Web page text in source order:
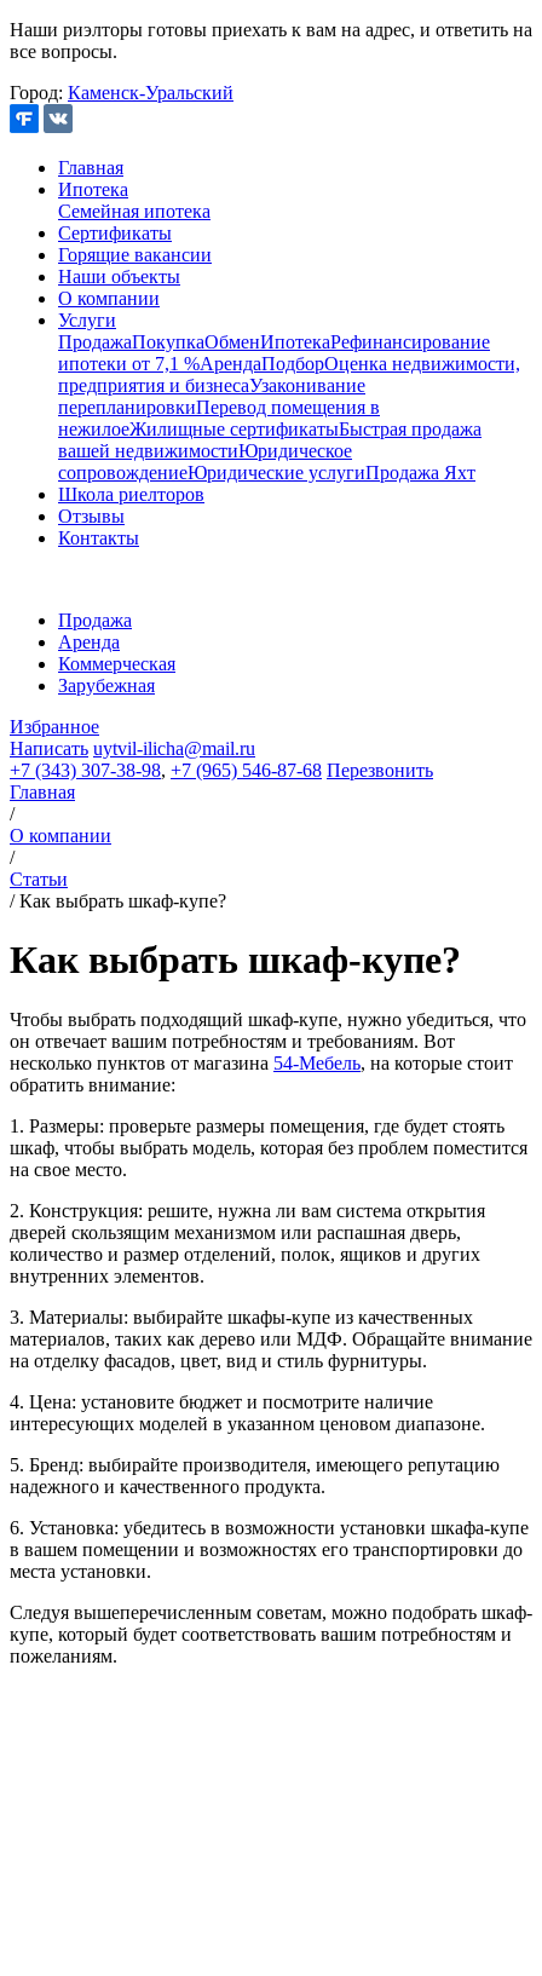
Наши риэлторы готовы приехать к вам на адрес, и ответить на
все вопросы.
Город: Каменск-Уральский
Главная
Ипотека
Семейная ипотека
Сертификаты
Горящие вакансии
Наши объекты
О компании
Услуги
ПродажаПокупкаОбменИпотекаРефинансирование
ипотеки от 7,1 %АрендаПодборОценка недвижимости,
предприятия и бизнесаУзаконивание
перепланировкиПеревод помещения в
нежилоеЖилищные сертификатыБыстрая продажа
вашей недвижимостиЮридическое
сопровождениеЮридические услугиПродажа Яхт
Школа риелторов
Отзывы
Контакты
Продажа
Аренда
Коммерческая
Зарубежная
Избранное
Написать uytvil-ilicha@mail.ru
+7 (343) 307-38-98, +7 (965) 546-87-68 Перезвонить
Главная
/
О компании
/
Статьи
/Как выбрать шкаф-купе?
Как выбрать шкаф-купе?
Чтобы выбрать подходящий шкаф-купе, нужно убедиться, что
он отвечает вашим потребностям и требованиям. Вот
несколько пунктов от магазина 54-Мебель, на которые стоит
обратить внимание:
1. Размеры: проверьте размеры помещения, где будет стоять
шкаф, чтобы выбрать модель, которая без проблем поместится
на свое место.
2. Конструкция: решите, нужна ли вам система открытия
дверей скользящим механизмом или распашная дверь,
количество и размер отделений, полок, ящиков и других
внутренних элементов.
3. Материалы: выбирайте шкафы-купе из качественных
материалов, таких как дерево или МДФ. Обращайте внимание
на отделку фасадов, цвет, вид и стиль фурнитуры.
4. Цена: установите бюджет и посмотрите наличие
интересующих моделей в указанном ценовом диапазоне.
5. Бренд: выбирайте производителя, имеющего репутацию
надежного и качественного продукта.
6. Установка: убедитесь в возможности установки шкафа-купе
в вашем помещении и возможностях его транспортировки до
места установки.
Следуя вышеперечисленным советам, можно подобрать шкаф-
купе, который будет соответствовать вашим потребностям и
пожеланиям.